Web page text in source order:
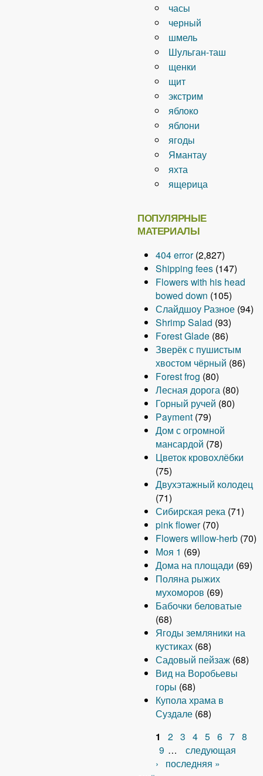
часы
черный
шмель
Шульган-таш
щенки
щит
экстрим
яблоко
яблони
ягоды
Ямантау
яхта
ящерица
ПОПУЛЯРНЫЕ
МАТЕРИАЛЫ
404 error (2,827)
Shipping fees (147)
Flowers with his head
bowed down (105)
Слайдшоу Разное (94)
Shrimp Salad (93)
Forest Glade (86)
Зверёк с пушистым
хвостом чёрный (86)
Forest frog (80)
Лесная дорога (80)
Горный ручей (80)
Payment (79)
Дом с огромной
мансардой (78)
Цветок кровохлёбки
(75)
Двухэтажный колодец
(71)
Сибирская река (71)
pink flower (70)
Flowers willow-herb (70)
Моя 1 (69)
Дома на площади (69)
Поляна рыжих
мухоморов (69)
Бабочки беловатые
(68)
Ягоды земляники на
кустиках (68)
Садовый пейзаж (68)
Вид на Воробьевы
горы (68)
Купола храма в
Суздале (68)
т
1 2 3 4 5 6 7 8
9 …
следующая
›
последняя »